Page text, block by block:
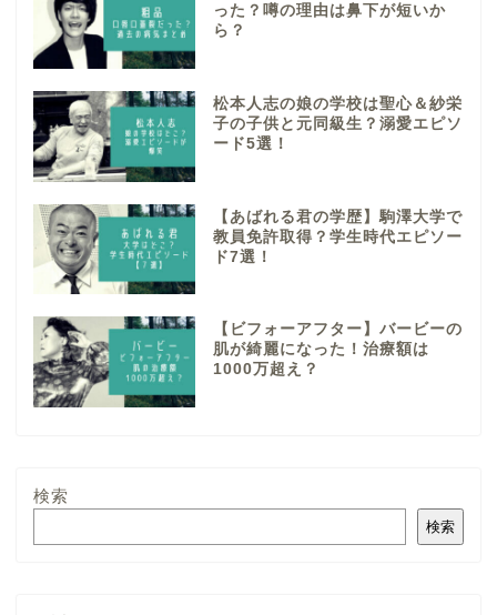
った？噂の理由は鼻下が短いか
ら？
松本人志の娘の学校は聖心＆紗栄
子の子供と元同級生？溺愛エピソ
ード5選！
【あばれる君の学歴】駒澤大学で
教員免許取得？学生時代エピソー
ド7選！
【ビフォーアフター】バービーの
肌が綺麗になった！治療額は
1000万超え？
検索
検索